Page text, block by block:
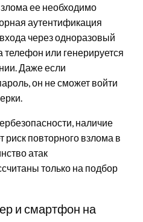
ее необходимо
аутентификация
через одноразовый
телефон или генерируется
Даже если
он не сможет войти
наличие
риск повторного взлома в
атак
только на подбор
и смартфон на